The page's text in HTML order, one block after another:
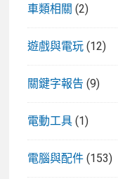
車類相關 (2)
遊戲與電玩 (12)
關鍵字報告 (9)
電動工具 (1)
電腦與配件 (153)